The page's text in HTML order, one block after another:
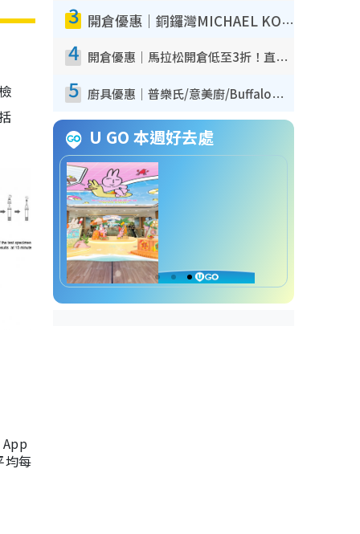
均每
3 開倉優惠｜銅鑼灣MICHAEL KORS開倉低至17折！直擊$500起買手袋/銀包/鞋款 必買經典Jet Set系列
4 開倉優惠｜馬拉松開倉低至3折！直擊$99起買adidas／New Balance／Puma鞋款 STANLEY保溫杯劈價至$119起
5 廚具優惠｜普樂氏/意美廚/Buffalo廚具低至3折！$89起買煎鍋／炒鑊／個人鍋 同場小家電激減至$99起
U GO 本週好去處